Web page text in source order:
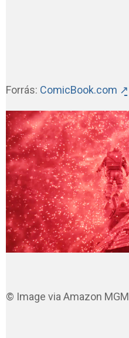
Forrás: ComicBook.com ↗̱
© Image via Amazon MGM